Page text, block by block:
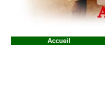
Accueil